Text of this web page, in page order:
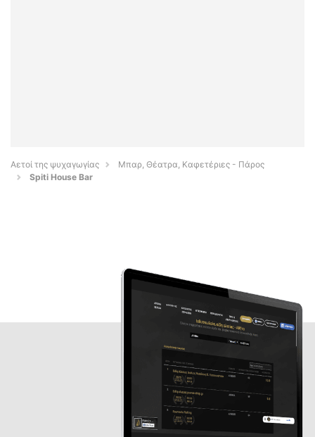
Αετοί της ψυχαγωγίας
Μπαρ, Θέατρα, Καφετέριες - Πάρος
Spiti House Bar